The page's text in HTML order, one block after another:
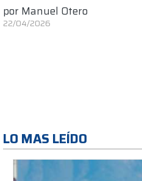
por Manuel Otero
22/04/2026
LO MAS LEÍDO